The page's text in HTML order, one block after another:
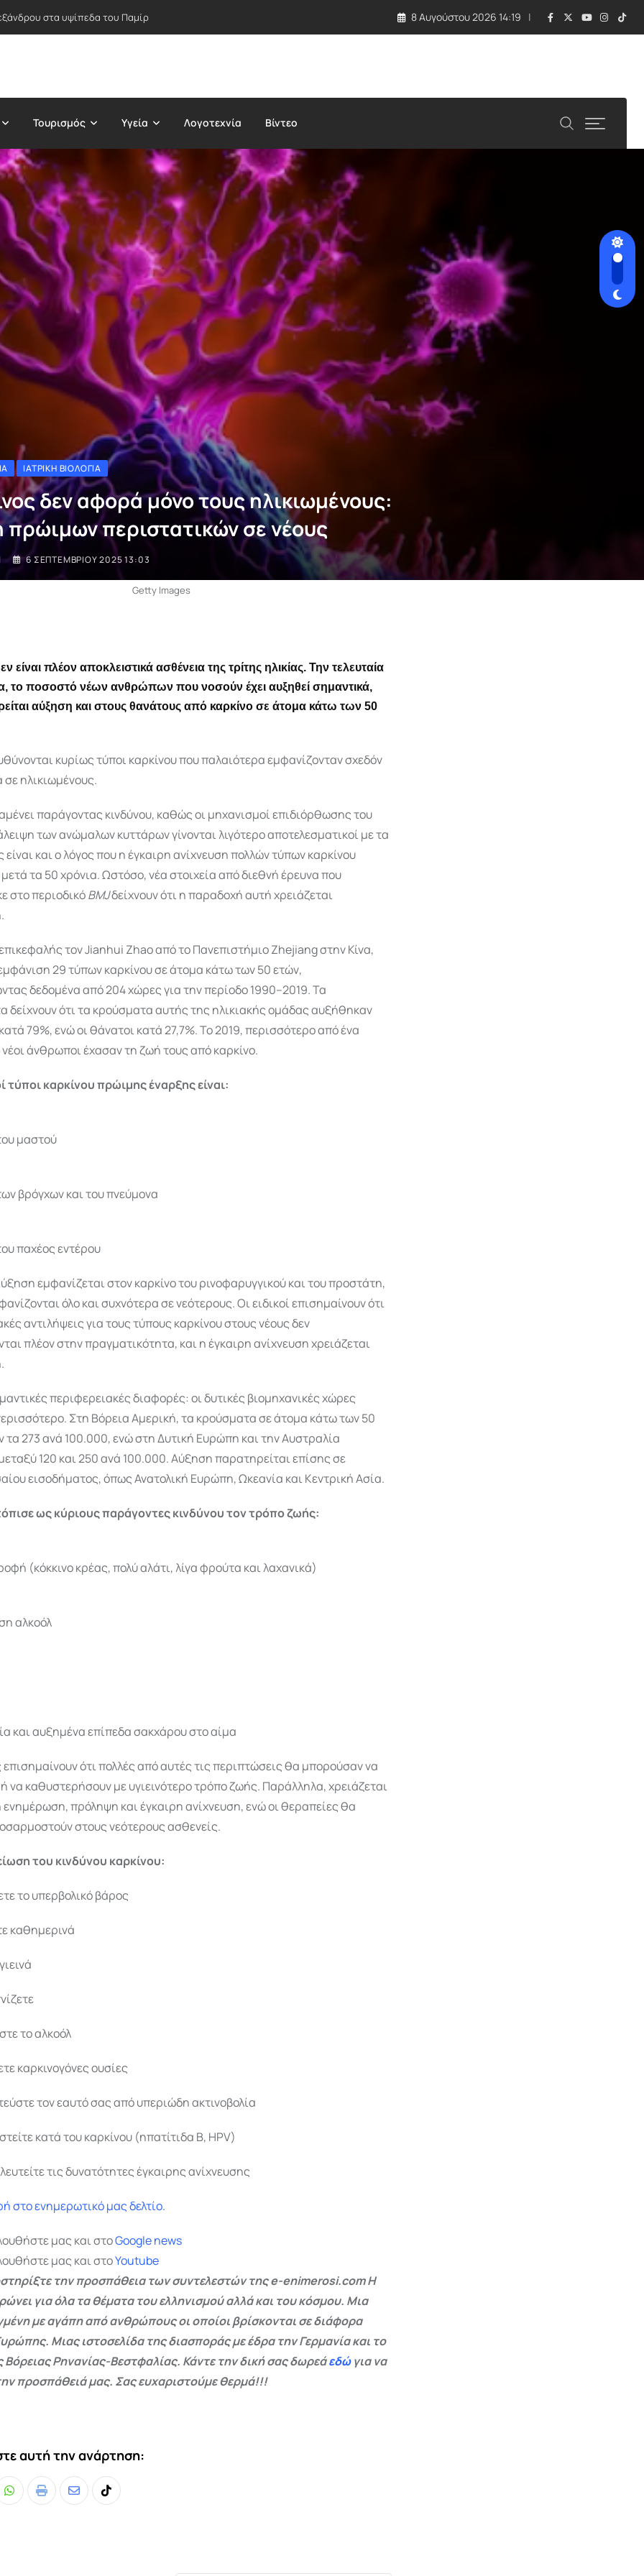
στα υψίπεδα του Παμίρ 8 Αυγούστου 2026 14:19
Τουρισμός Υγεία Λογοτεχνία Βίντεο
ΙΑΤΡΙΚΉ ΒΙΟΛΟΓΊΑ
δεν αφορά μόνο τους ηλικιωμένους:
περιστατικών σε νέους
6 ΣΕΠΤΕΜΒΡΊΟΥ 2025 13:03
Getty Images
είναι πλέον αποκλειστικά ασθένεια της τρίτης ηλικίας. Την τελευταία
το ποσοστό νέων ανθρώπων που νοσούν έχει αυξηθεί σημαντικά,
αύξηση και στους θανάτους από καρκίνο σε άτομα κάτω των 50
κυρίως τύποι καρκίνου που παλαιότερα εμφανίζονταν σχεδόν
σε ηλικιωμένους.
παράγοντας κινδύνου, καθώς οι μηχανισμοί επιδιόρθωσης του
των ανώμαλων κυττάρων γίνονται λιγότερο αποτελεσματικοί με τα
είναι και ο λόγος που η έγκαιρη ανίχνευση πολλών τύπων καρκίνου
τα 50 χρόνια. Ωστόσο, νέα στοιχεία από διεθνή έρευνα που
στο περιοδικόBMJδείχνουν ότι η παραδοχή αυτή χρειάζεται
τον Jianhui Zhao από το Πανεπιστήμιο Zhejiang στην Κίνα,
29 τύπων καρκίνου σε άτομα κάτω των 50 ετών,
δεδομένα από 204 χώρες για την περίοδο 1990–2019. Τα
δείχνουν ότι τα κρούσματα αυτής της ηλικιακής ομάδας αυξήθηκαν
79%, ενώ οι θάνατοι κατά 27,7%. Το 2019, περισσότερο από ένα
άνθρωποι έχασαν τη ζωή τους από καρκίνο.
τύποι καρκίνου πρώιμης έναρξης είναι:
μαστού
βρόγχων και του πνεύμονα
παχέος εντέρου
εμφανίζεται στον καρκίνο του ρινοφαρυγγικού και του προστάτη,
όλο και συχνότερα σε νεότερους. Οι ειδικοί επισημαίνουν ότι
αντιλήψεις για τους τύπους καρκίνου στους νέους δεν
πλέον στην πραγματικότητα, και η έγκαιρη ανίχνευση χρειάζεται
περιφερειακές διαφορές: οι δυτικές βιομηχανικές χώρες
Στη Βόρεια Αμερική, τα κρούσματα σε άτομα κάτω των 50
τα 273 ανά 100.000, ενώ στη Δυτική Ευρώπη και την Αυστραλία
120 και 250 ανά 100.000. Αύξηση παρατηρείται επίσης σε
εισοδήματος, όπως Ανατολική Ευρώπη, Ωκεανία και Κεντρική Ασία.
ως κύριους παράγοντες κινδύνου τον τρόπο ζωής:
(κόκκινο κρέας, πολύ αλάτι, λίγα φρούτα και λαχανικά)
αλκοόλ
και αυξημένα επίπεδα σακχάρου στο αίμα
ότι πολλές από αυτές τις περιπτώσεις θα μπορούσαν να
να καθυστερήσουν με υγιεινότερο τρόπο ζωής. Παράλληλα, χρειάζεται
πρόληψη και έγκαιρη ανίχνευση, ενώ οι θεραπείες θα
στους νεότερους ασθενείς.
του κινδύνου καρκίνου:
το υπερβολικό βάρος
καθημερινά
το αλκοόλ
καρκινογόνες ουσίες
τον εαυτό σας από υπεριώδη ακτινοβολία
κατά του καρκίνου (ηπατίτιδα Β, HPV)
τις δυνατότητες έγκαιρης ανίχνευσης
στο ενημερωτικό μας δελτίο.
μας και στοGooglenews
μας και στοYoutube
την προσπάθεια των συντελεστών της e-enimerosi.com Η
για όλα τα θέματα του ελληνισμού αλλά και του κόσμου. Μια
με αγάπη από ανθρώπους οι οποίοι βρίσκονται σε διάφορα
Μιας ιστοσελίδα της διασποράς με έδρα την Γερμανία και το
Βόρειας Ρηνανίας-Βεστφαλίας. Κάντε την δική σας δωρεάεδώγια να
προσπάθειά μας. Σας ευχαριστούμε θερμά!!!
αυτή την ανάρτηση:
Whatsapp
Print
ShareTiktok